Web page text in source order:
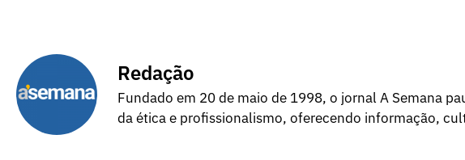
Redação
Fundado em 20 de maio de 1998, o jornal A Semana
da ética e profissionalismo, oferecendo informação,